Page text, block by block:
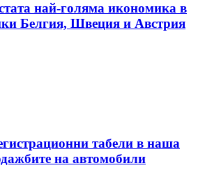
най-голяма икономика в
Белгия, Швеция и Австрия
табели в наша
на автомобили